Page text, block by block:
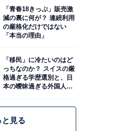
「青春18きっぷ」販売激
減の裏に何が？ 連続利用
の厳格化だけではない
「本当の理由」
「移民」に冷たいのはど
っちなのか？ スイスの厳
格過ぎる学歴選別と、日
本の曖昧過ぎる外国人政
見る